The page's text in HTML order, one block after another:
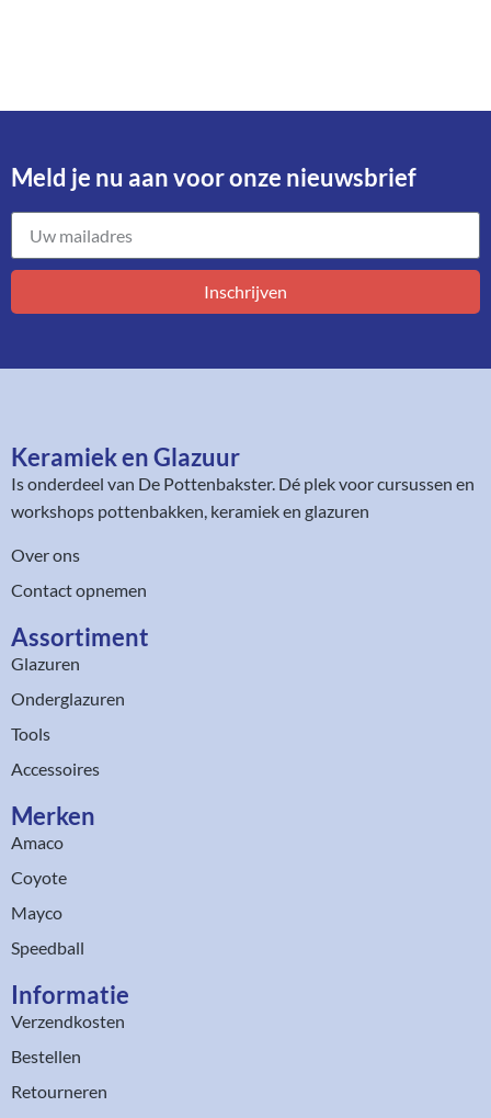
Meld je nu aan voor onze nieuwsbrief​
Inschrijven
Keramiek en Glazuur​
Is onderdeel van De Pottenbakster. Dé plek voor cursussen en
workshops pottenbakken, keramiek en glazuren
Over ons
Contact opnemen
Assortiment​
Glazuren
Onderglazuren
Tools
Accessoires
Merken
Amaco
Coyote
Mayco
Speedball
Informatie
Verzendkosten
Bestellen
Retourneren